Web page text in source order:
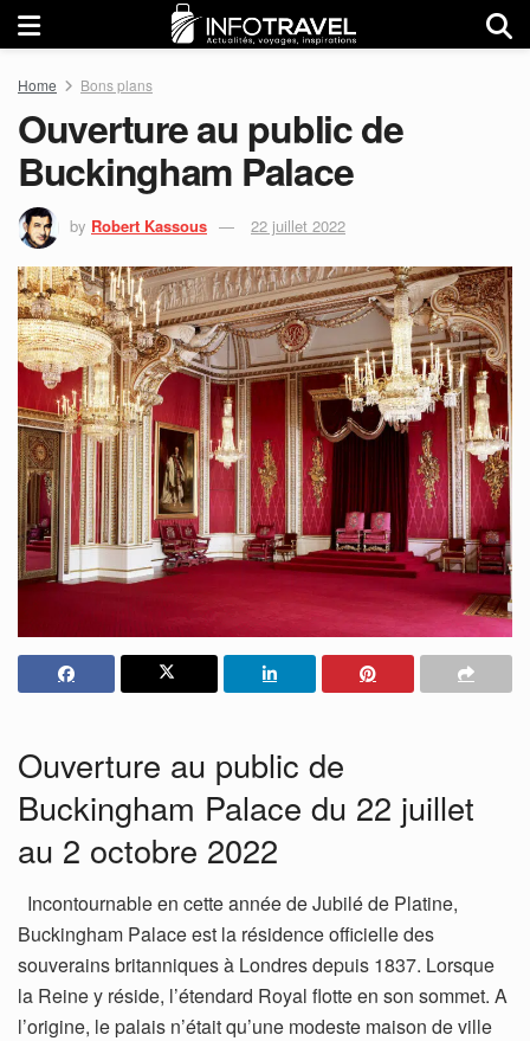
Home Bons plans
Ouverture au public de
Buckingham Palace
by Robert Kassous 22 juillet 2022
Ouverture au public de
Buckingham Palace du 22 juillet
au 2 octobre 2022
Incontournable en cette année de Jubilé de Platine,
Buckingham Palace est la résidence officielle des
souverains britanniques à Londres depuis 1837. Lorsque
la Reine y réside, l’étendard Royal flotte en son sommet. A
l’origine, le palais n’était qu’une modeste maison de ville